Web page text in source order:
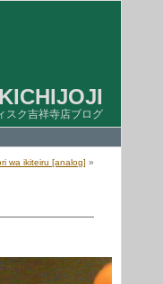
スク吉祥寺店ブログ
wa ikiteiru [analog] »